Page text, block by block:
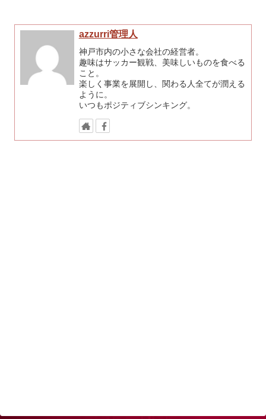
azzurri管理人
神戸市内の小さな会社の経営者。
趣味はサッカー観戦、美味しいものを食べる
こと。
楽しく事業を展開し、関わる人全てが潤える
ように。
いつもポジティブシンキング。